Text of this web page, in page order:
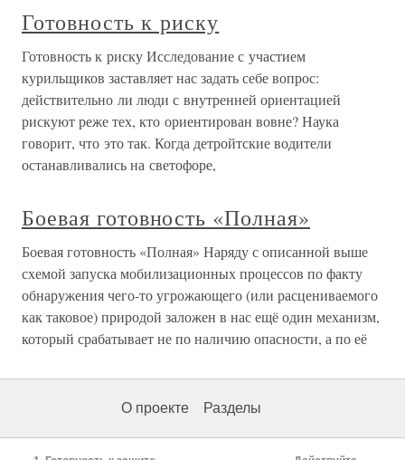
Готовность к риску
Готовность к риску Исследование с участием
курильщиков заставляет нас задать себе вопрос:
действительно ли люди с внутренней ориентацией
рискуют реже тех, кто ориентирован вовне? Наука
говорит, что это так. Когда детройтские водители
останавливались на светофоре,
Боевая готовность «Полная»
Боевая готовность «Полная» Наряду с описанной выше
схемой запуска мобилизационных процессов по факту
обнаружения чего-то угрожающего (или расцениваемого
как таковое) природой заложен в нас ещё один механизм,
который срабатывает не по наличию опасности, а по её
О проекте Разделы